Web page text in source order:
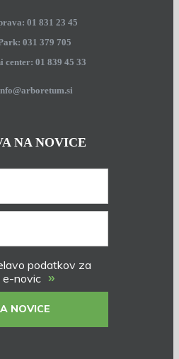
01 831 23 45
031 379 705
center: 01 839 45 33
NA NOVICE
podatkov za
e-novic »
NOVICE